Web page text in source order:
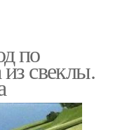
по
из свеклы.